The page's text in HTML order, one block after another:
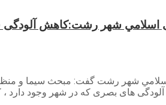
اسلامي شهر رشت:کاهش
شهر رشت گفت: مبحث سیما و منظر
های بصری که در شهر وجود دارد